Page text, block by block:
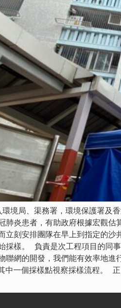
境局、渠務署，環境保護署及
肺炎患者，有助政府根據宏觀
立刻安排團隊在早上到指定的
採樣。 負責是次工程項目的同
聯網的開發，我們能有效率地
一個採樣點視察採樣流程。